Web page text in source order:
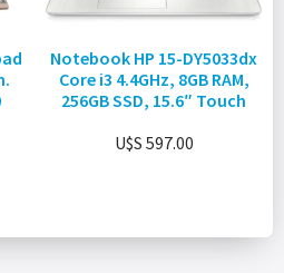
Notebook HP 15-DY5033dx
Core i3 4.4GHz, 8GB RAM,
256GB SSD, 15.6″ Touch
U$S 597.00